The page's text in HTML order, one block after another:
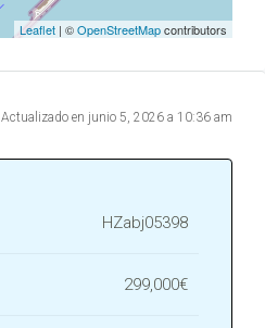
Leaflet | ©OpenStreetMapcontributors
Actualizado en junio 5, 2026 a 10:36 am
HZabj05398
299,000€